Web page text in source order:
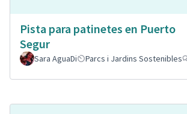
Pista para patinetes en Puerto
Segur
Sara AguaDi Parcs i Jardins Sostenibles